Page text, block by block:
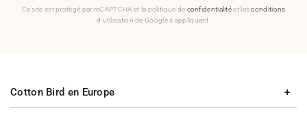
Ce site est protégé par reCAPTCHA et la politique de confidentialitéet lesconditions
d'utilisation de Google s'appliquent.
Cotton Bird en Europe